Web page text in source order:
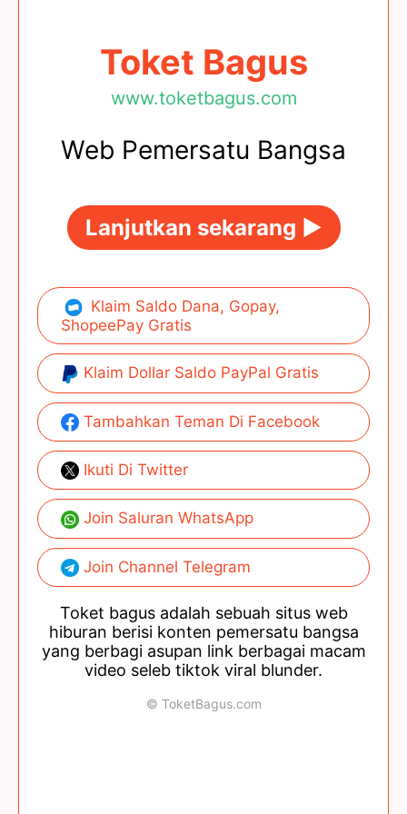
Toket Bagus
www.toketbagus.com
Web Pemersatu Bangsa
Lanjutkan sekarang ►
Klaim Saldo Dana, Gopay,
ShopeePay Gratis
Klaim Dollar Saldo PayPal Gratis
Tambahkan Teman Di Facebook
Ikuti Di Twitter
Join Saluran WhatsApp
Join Channel Telegram
Toket bagus adalah sebuah situs web
hiburan berisi konten pemersatu bangsa
yang berbagi asupan link berbagai macam
video seleb tiktok viral blunder.
© ToketBagus.com